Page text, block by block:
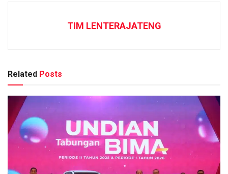
TIM LENTERAJATENG
Related Posts